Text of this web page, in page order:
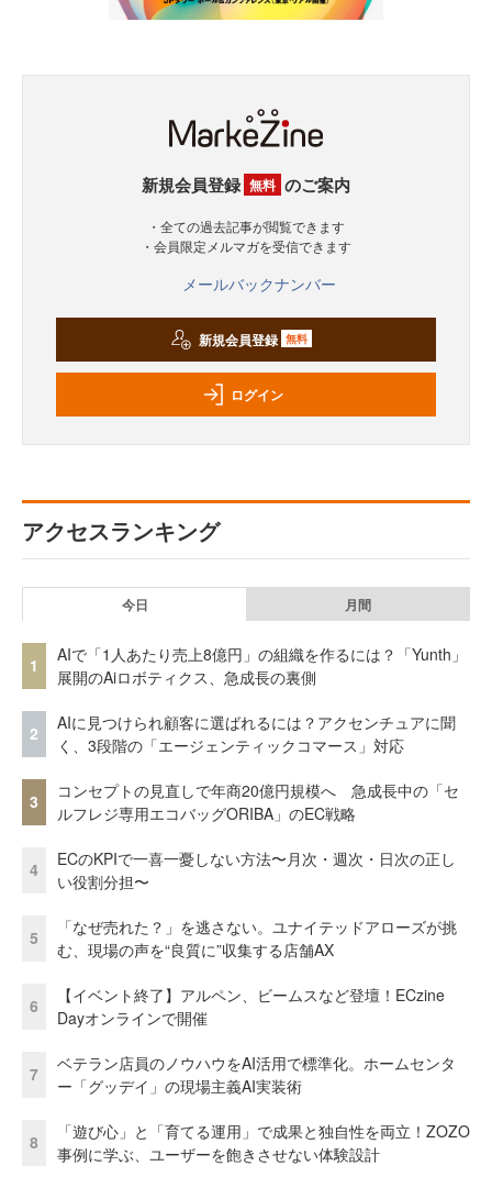
新規会員登録 無料 のご案内
・全ての過去記事が閲覧できます
・会員限定メルマガを受信できます
メールバックナンバー
新規会員登録 無料
ログイン
アクセスランキング
今日 月間
1
AIで「1人あたり売上8億円」の組織を作るには？「Yunth」
展開のAiロボティクス、急成長の裏側
2
AIに見つけられ顧客に選ばれるには？アクセンチュアに聞
く、3段階の「エージェンティックコマース」対応
3
コンセプトの見直しで年商20億円規模へ 急成長中の「セ
ルフレジ専用エコバッグORIBA」のEC戦略
4
ECのKPIで一喜一憂しない方法〜月次・週次・日次の正し
い役割分担〜
5
「なぜ売れた？」を逃さない。ユナイテッドアローズが挑
む、現場の声を“良質に”収集する店舗AX
6
【イベント終了】アルペン、ビームスなど登壇！ECzine
Dayオンラインで開催
7
ベテラン店員のノウハウをAI活用で標準化。ホームセンタ
ー「グッデイ」の現場主義AI実装術
8
「遊び心」と「育てる運用」で成果と独自性を両立！ZOZO
事例に学ぶ、ユーザーを飽きさせない体験設計